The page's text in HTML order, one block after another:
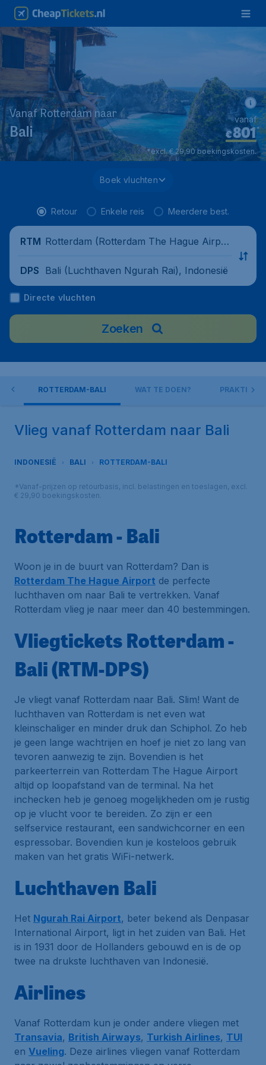
Vanaf Rotterdam naar
Bali €801*
vanaf
*excl. € 29,90 boekingskosten.
Boek vluchten
Retour Enkele reis Meerdere best.
RTM Rotterdam (Rotterdam The Hague Airpor
DPS Bali (Luchthaven Ngurah Rai), Indonesië
Directe vluchten
Zoeken
ROTTERDAM-BALI WAT TE DOEN?
Vlieg vanaf Rotterdam naar Bali
INDONESIË BALI ROTTERDAM-BALI
*Vanaf-prijzen op retourbasis, incl. belastingen en toeslagen, excl.
€ 29,90 boekingskosten.
Rotterdam - Bali
Woon je in de buurt van Rotterdam? Dan is
Rotterdam The Hague Airport de perfecte
luchthaven om naar Bali te vertrekken. Vanaf
Rotterdam vlieg je naar meer dan 40 bestemmingen.
Vliegtickets Rotterdam -
Bali (RTM-DPS)
Je vliegt vanaf Rotterdam naar Bali. Slim! Want de
luchthaven van Rotterdam is net even wat
kleinschaliger en minder druk dan Schiphol. Zo heb
je geen lange wachtrijen en hoef je niet zo lang van
tevoren aanwezig te zijn. Bovendien is het
parkeerterrein van Rotterdam The Hague Airport
altijd op loopafstand van de terminal. Na het
inchecken heb je genoeg mogelijkheden om je rustig
op je vlucht voor te bereiden. Zo zijn er een
selfservice restaurant, een sandwichcorner en een
espressobar. Bovendien kun je kosteloos gebruik
maken van het gratis WiFi-netwerk.
Luchthaven Bali
Het Ngurah Rai Airport, beter bekend als Denpasar
International Airport, ligt in het zuiden van Bali. Het
is in 1931 door de Hollanders gebouwd en is de op
twee na drukste luchthaven van Indonesië.
Airlines
Vanaf Rotterdam kun je onder andere vliegen met
Transavia, British Airways, Turkish Airlines, TUI
en Vueling. Deze airlines vliegen vanaf Rotterdam